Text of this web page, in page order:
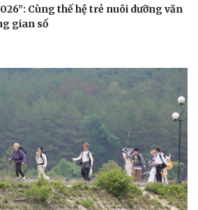
Nghệ sĩ
Thời trang
Sao Việt
Cùng thế hệ trẻ nuôi dưỡng văn
gian số